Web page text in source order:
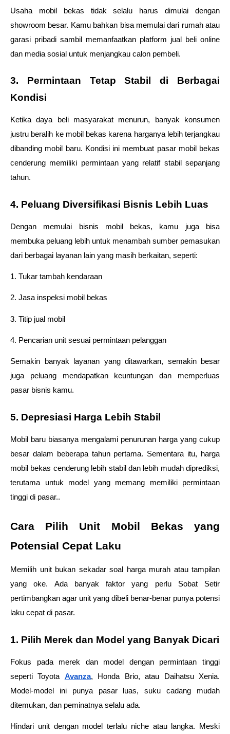
Usaha mobil bekas tidak selalu harus dimulai dengan
showroom besar. Kamu bahkan bisa memulai dari rumah atau
garasi pribadi sambil memanfaatkan platform jual beli online
dan media sosial untuk menjangkau calon pembeli.
3. Permintaan Tetap Stabil di Berbagai
Kondisi
Ketika daya beli masyarakat menurun, banyak konsumen
justru beralih ke mobil bekas karena harganya lebih terjangkau
dibanding mobil baru. Kondisi ini membuat pasar mobil bekas
cenderung memiliki permintaan yang relatif stabil sepanjang
tahun.
4. Peluang Diversifikasi Bisnis Lebih Luas
Dengan memulai bisnis mobil bekas, kamu juga bisa
membuka peluang lebih untuk menambah sumber pemasukan
dari berbagai layanan lain yang masih berkaitan, seperti:
1. Tukar tambah kendaraan
2. Jasa inspeksi mobil bekas
3. Titip jual mobil
4. Pencarian unit sesuai permintaan pelanggan
Semakin banyak layanan yang ditawarkan, semakin besar
juga peluang mendapatkan keuntungan dan memperluas
pasar bisnis kamu.
5. Depresiasi Harga Lebih Stabil
Mobil baru biasanya mengalami penurunan harga yang cukup
besar dalam beberapa tahun pertama. Sementara itu, harga
mobil bekas cenderung lebih stabil dan lebih mudah diprediksi,
terutama untuk model yang memang memiliki permintaan
tinggi di pasar..
Cara Pilih Unit Mobil Bekas yang
Potensial Cepat Laku
Memilih unit bukan sekadar soal harga murah atau tampilan
yang oke. Ada banyak faktor yang perlu Sobat Setir
pertimbangkan agar unit yang dibeli benar-benar punya potensi
laku cepat di pasar.
1. Pilih Merek dan Model yang Banyak Dicari
Fokus pada merek dan model dengan permintaan tinggi
seperti Toyota Avanza, Honda Brio, atau Daihatsu Xenia.
Model-model ini punya pasar luas, suku cadang mudah
ditemukan, dan peminatnya selalu ada.
Hindari unit dengan model terlalu niche atau langka. Meski